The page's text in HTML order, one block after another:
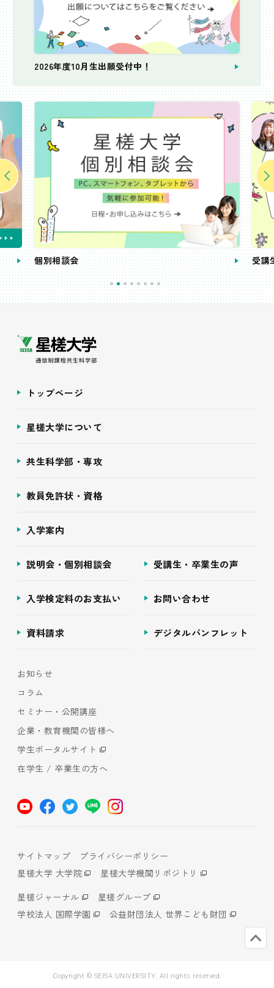
2026年度10月生出願受付中！
個別相談会 受講
トップページ
星槎大学について
共生科学部・専攻
教員免許状・資格
入学案内
説明会・個別相談会 受講生・卒業生の声
入学検定料のお支払い お問い合わせ
資料請求 デジタルパンフレット
お知らせ
コラム
セミナー・公開講座
企業・教育機関の皆様へ
学生ポータルサイト
在学生 / 卒業生の方へ
サイトマップ
プライバシーポリシー
星槎大学 大学院
星槎大学機関リポジトリ
星槎ジャーナル
星槎グループ
学校法人 国際学園
公益財団法人 世界こども財団
Copyright © SEISA UNIVERSITY. All rights reserved.